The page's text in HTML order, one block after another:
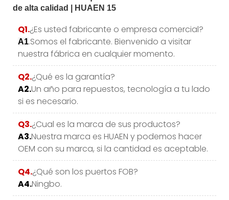
Q1.¿Es usted fabricante o empresa comercial?
A1.Somos el fabricante. Bienvenido a visitar
nuestra fábrica en cualquier momento.
Q2.¿Qué es la garantía?
A2.Un año para repuestos, tecnología a tu lado
si es necesario.
Q3.¿Cual es la marca de sus productos?
A3.Nuestra marca es HUAEN y podemos hacer
OEM con su marca, si la cantidad es aceptable.
Q4.¿Qué son los puertos FOB?
A4.Ningbo.